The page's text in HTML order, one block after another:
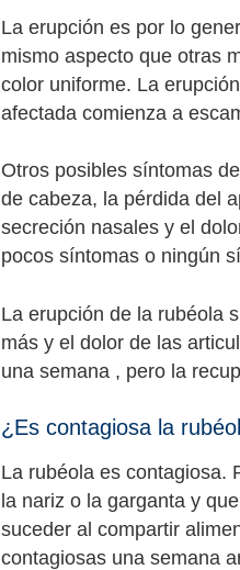
La erupción es por lo
mismo aspecto que otras
color uniforme. La
afectada comienza a
Otros posibles síntomas
de cabeza, la pérdida del
secreción nasales y el
pocos síntomas o ningún
La erupción de la rubéola
más y el dolor de las
una semana , pero la
¿Es contagiosa la
La rubéola es contagiosa.
la nariz o la garganta y
suceder al compartir
contagiosas una semana